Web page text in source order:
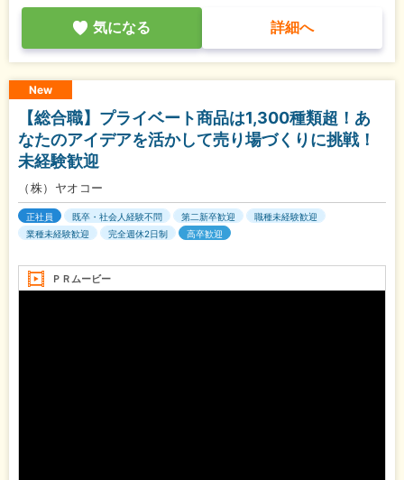
気になる 詳細へ
New
【総合職】プライベート商品は1,300種類超！あ
なたのアイデアを活かして売り場づくりに挑戦！
未経験歓迎
（株）ヤオコー
正社員 既卒・社会人経験不問 第二新卒歓迎
職種未経験歓迎
業種未経験歓迎
完全週休2日制 高卒歓迎
ＰＲムービー